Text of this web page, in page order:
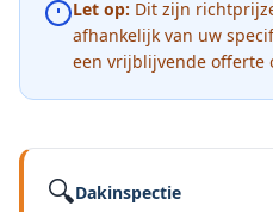
Let op: Dit zijn
afhankelijk van uw
een vrijblijvende offerte
🔍Dakinspectie